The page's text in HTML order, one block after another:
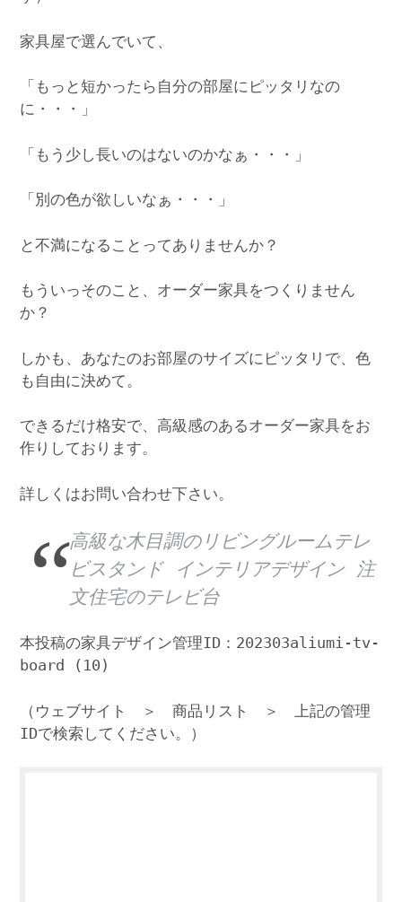
家具屋で選んでいて、
「もっと短かったら自分の部屋にピッタリなの
に・・・」
「もう少し長いのはないのかなぁ・・・」
「別の色が欲しいなぁ・・・」
と不満になることってありませんか？
もういっそのこと、オーダー家具をつくりません
か？
しかも、あなたのお部屋のサイズにピッタリで、色
も自由に決めて。
できるだけ格安で、高級感のあるオーダー家具をお
作りしております。
詳しくはお問い合わせ下さい。
高級な木目調のリビングルームテレ
ビスタンド インテリアデザイン 注
文住宅のテレビ台
本投稿の家具デザイン管理ID：202303aliumi-tv-
board (10)
（ウェブサイト ＞ 商品リスト ＞ 上記の管理
IDで検索してください。）